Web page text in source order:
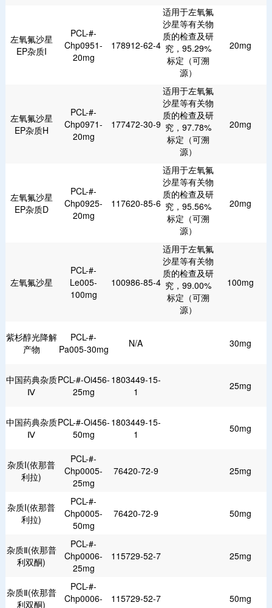
左氧氟沙星
EP杂质I
PCL-#-
Chp0951-
20mg
178912-62-4
适用于左氧氟
沙星等有关物
质的检查及研
究，95.29%
标定（可溯
源）
20mg
左氧氟沙星
EP杂质H
PCL-#-
Chp0971-
20mg
177472-30-9
适用于左氧氟
沙星等有关物
质的检查及研
究，97.78%
标定（可溯
源）
20mg
左氧氟沙星
EP杂质D
PCL-#-
Chp0925-
20mg
117620-85-6
适用于左氧氟
沙星等有关物
质的检查及研
究，95.56%
标定（可溯
源）
20mg
左氧氟沙星
PCL-#-
Le005-
100mg
100986-85-4
适用于左氧氟
沙星等有关物
质的检查及研
究，99.00%
标定（可溯
源）
100mg
紫杉醇光降解
产物
PCL-#-
Pa005-30mg
N/A 30mg
中国药典杂质
Ⅳ
PCL-#-Oi456-
25mg
1803449-15-
1
25mg
中国药典杂质
Ⅳ
PCL-#-Oi456-
50mg
1803449-15-
1
50mg
杂质I(依那普
利拉)
PCL-#-
Chp0005-
25mg
76420-72-9 25mg
杂质I(依那普
利拉)
PCL-#-
Chp0005-
50mg
76420-72-9 50mg
杂质Ⅱ(依那普
利双酮)
PCL-#-
Chp0006-
25mg
115729-52-7 25mg
杂质Ⅱ(依那普
利双酮)
PCL-#-
Chp0006-
115729-52-7 50mg